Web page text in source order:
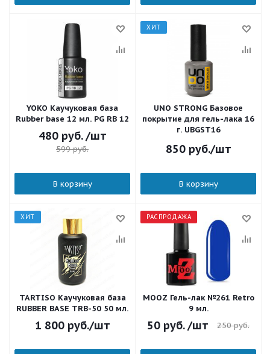
YOKO Каучуковая база
Rubber base 12 мл. PG RB 12
480руб. /шт
599руб.
В корзину
ХИТ
UNO STRONG Базовое
покрытие для гель-лака 16
г. UBGST16
850руб./шт
В корзину
ХИТ
TARTISO Каучуковая база
RUBBER BASE TRB-50 50 мл.
1 800руб./шт
РАСПРОДАЖА
MOOZ Гель-лак №261 Retro
9 мл.
50 руб. /шт 250руб.